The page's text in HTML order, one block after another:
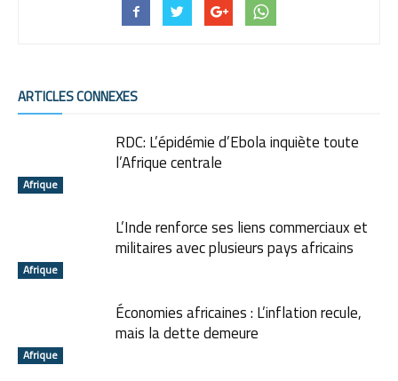
ARTICLES CONNEXES
Afrique
RDC: L’épidémie d’Ebola inquiète toute
l’Afrique centrale
Afrique
L’Inde renforce ses liens commerciaux et
militaires avec plusieurs pays africains
Afrique
Économies africaines : L’inflation recule,
mais la dette demeure